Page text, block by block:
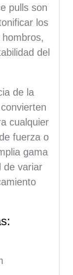
pulls son
los
del
de la
cualquier
fuerza o
gama
de variar